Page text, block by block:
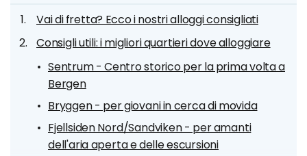
Vai di fretta? Ecco i nostri alloggi consigliati
Consigli utili: i migliori quartieri dove alloggiare
Sentrum - Centro storico per la prima volta a
Bergen
Bryggen - per giovani in cerca di movida
Fjellsiden Nord/Sandviken - per amanti
dell'aria aperta e delle escursioni